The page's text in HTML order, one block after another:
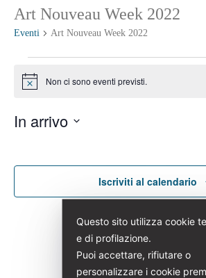
Art Nouveau Week 2022
Eventi Art Nouveau Week 2022
Eventi
Notice Non ci sono eventi previsti.
In arrivo
Iscriviti al calendario
Questo sito utilizza cookie
e di profilazione.
Puoi accettare, rifiutare o
personalizzare i cookie